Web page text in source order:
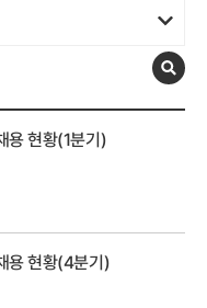
용 현황(1분기)
용 현황(4분기)